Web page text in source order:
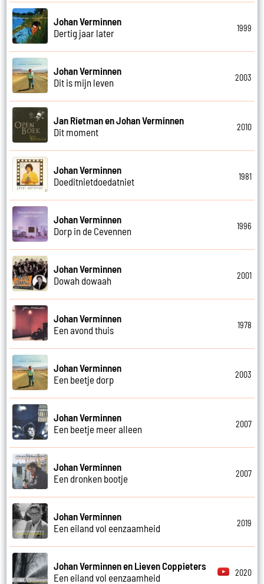
Johan Verminnen
Dertig jaar later
1999
Johan Verminnen
Dit is mijn leven
2003
Jan Rietman en Johan Verminnen
Dit moment
2010
Johan Verminnen
Doeditnietdoedatniet
1981
Johan Verminnen
Dorp in de Cevennen
1996
Johan Verminnen
Dowah dowaah
2001
Johan Verminnen
Een avond thuis
1978
Johan Verminnen
Een beetje dorp
2003
Johan Verminnen
Een beetje meer alleen
2007
Johan Verminnen
Een dronken bootje
2007
Johan Verminnen
Een eiland vol eenzaamheid
2019
Johan Verminnen en Lieven Coppieters
Een eiland vol eenzaamheid
2020